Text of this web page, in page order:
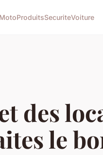
MotoProduitsSecuriteVoiture
des
le